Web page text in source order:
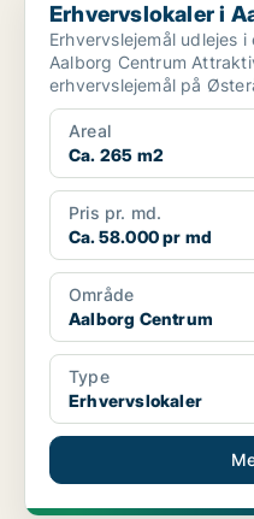
Erhvervslokaler i
Erhvervslejemål udlejes
Aalborg Centrum Attraktivt beliggende
erhvervslejemål på
karakterise...
Areal
Ca. 265 m2
Pris pr. md.
Ca. 58.000 pr md
Område
Aalborg Centrum
Type
Erhvervslokaler